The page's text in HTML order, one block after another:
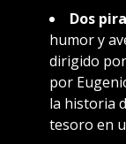
Dos
humor y
dirigido
por
la historia
tesoro en